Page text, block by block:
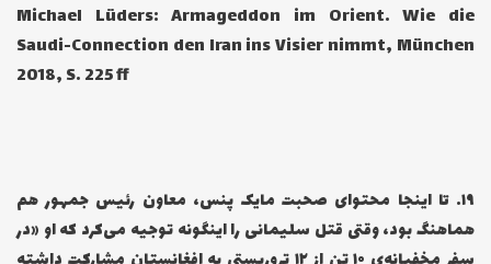
Michael Lüders: Armageddon im Orient. Wie die
Saudi-Connection den Iran ins Visier nimmt, München
2018, S. 225 ff
۱۹… تا اینجا محتوای صحبت مایک پنس، معاون رئیس جمهور هم
هماهنگ بود، وقتی قتل سلیمانی را اینگونه توجیه می‌کرد که او «در